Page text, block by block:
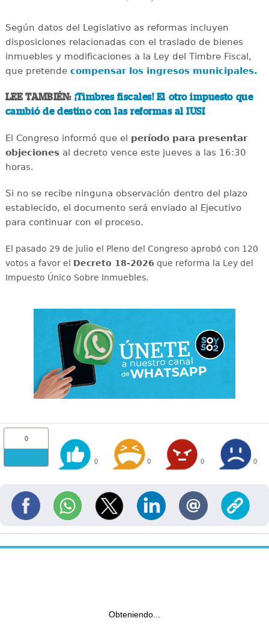
Según datos del Legislativo as reformas incluyen
disposiciones relacionadas con el traslado de bienes
inmuebles y modificaciones a la Ley del Timbre Fiscal,
que pretende compensar los ingresos municipales.
LEE TAMBIÉN: ¡Timbres fiscales! El otro impuesto que
cambió de destino con las reformas al IUSI
El Congreso informó que el período para presentar
objecionesal decreto vence este jueves a las 16:30
horas.
Si no se recibe ninguna observación dentro del plazo
establecido, el documento será enviado al Ejecutivo
para continuar con el proceso.
El pasado 29 de julio el Pleno del Congreso aprobó con 120
votos a favor el Decreto 18-2026 que reforma la Ley del
Impuesto Único Sobre Inmuebles.
0
0 0 0 0
Obteniendo...